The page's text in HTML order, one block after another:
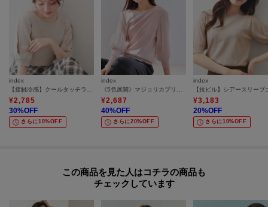
index
【接触冷感】クールタッチラップスリーブニット《UVケア／洗濯機OK／XS～3L／9col》
¥2,785
30%OFF
さらに10%OFF
index
《5色展開》マジョリカプリーツスリーブニット【洗濯機洗い可】
¥2,687
40%OFF
さらに20%OFF
index
¥3,183
20%OFF
さらに10%OFF
この商品を見た人はコチラの商品も
チェックしています